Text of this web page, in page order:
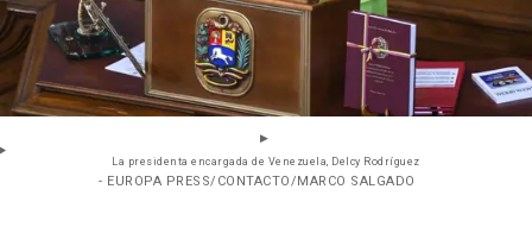
La presidenta encargada de Venezuela, Delcy Rodríguez
- EUROPA PRESS/CONTACTO/MARCO SALGADO